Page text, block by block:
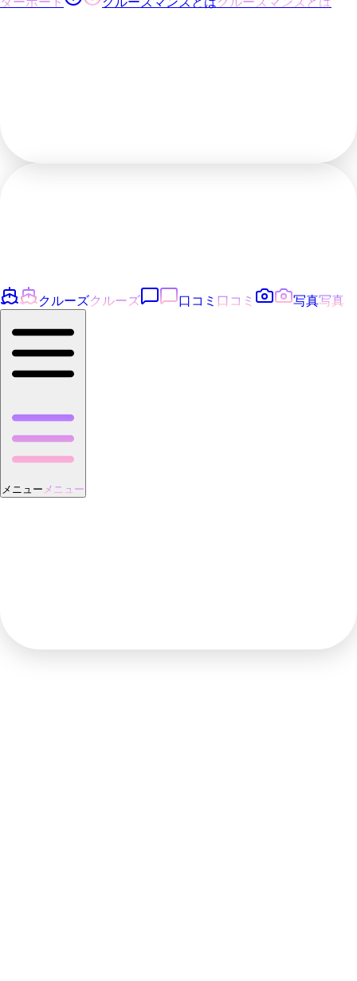
クルーズクルーズ 口コミ 口コミ 写真写真
メニュー メニュー